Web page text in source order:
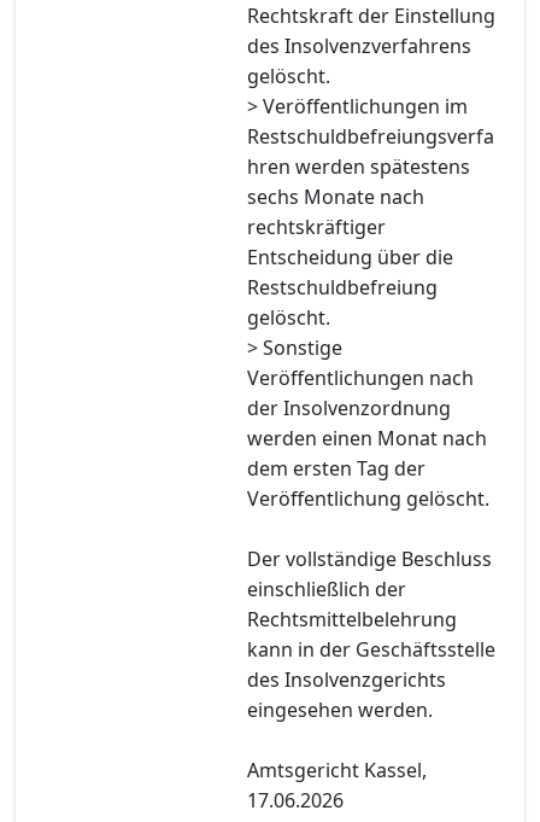
Rechtskraft der Einstellung
des Insolvenzverfahrens
gelöscht.
> Veröffentlichungen im
Restschuldbefreiungsverfa
hren werden spätestens
sechs Monate nach
rechtskräftiger
Entscheidung über die
Restschuldbefreiung
gelöscht.
> Sonstige
Veröffentlichungen nach
der Insolvenzordnung
werden einen Monat nach
dem ersten Tag der
Veröffentlichung gelöscht.
Der vollständige Beschluss
einschließlich der
Rechtsmittelbelehrung
kann in der Geschäftsstelle
des Insolvenzgerichts
eingesehen werden.
Amtsgericht Kassel,
17.06.2026